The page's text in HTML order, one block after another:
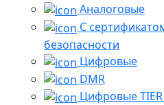
Аналоговые
С
безопасности
Цифровые
DMR
Цифровые TIER